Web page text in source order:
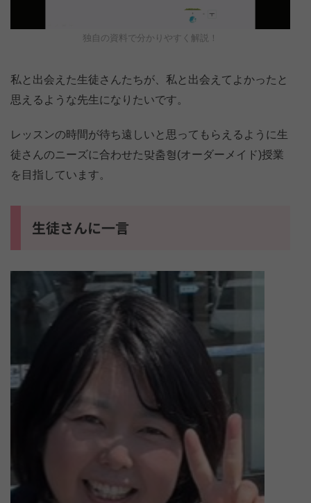
独自の資料で分かりやすく解説！
私と出会えた生徒さんたちが、私と出会えてよかったと
思えるような先生になりたいです。
レッスンの時間が待ち遠しいと思ってもらえるように生
徒さんのニーズに合わせた맞춤형(オーダーメイド)授業
を目指しています。
生徒さんに一言